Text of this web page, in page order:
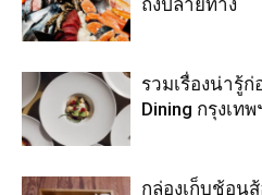
รวมเรื่องน่ารู้
Dining กรุงเทพ
กล่องเก็บช้อน